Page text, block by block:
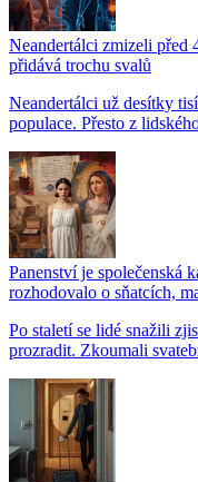
Neandertálci zmizeli před
přidává trochu svalů
Neandertálci už desítky
populace. Přesto z
Panenství je společenská
rozhodovalo o sňatcích,
Po staletí se lidé snažili
prozradit. Zkoumali